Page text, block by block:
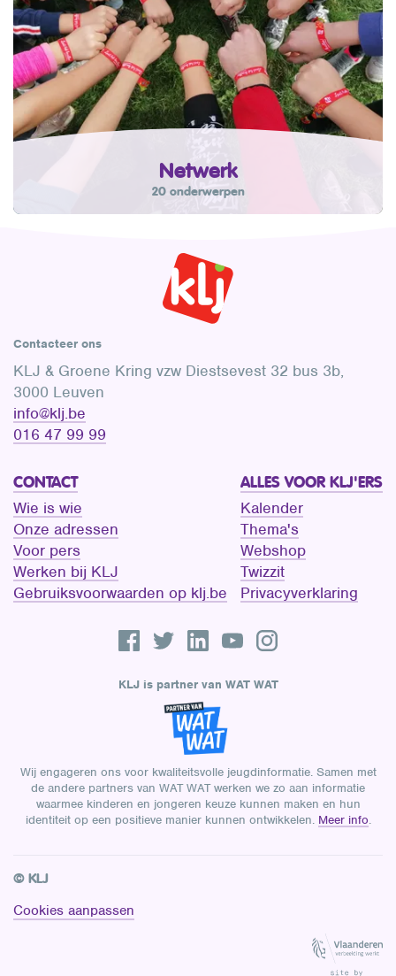
Netwerk
20 onderwerpen
Contacteer ons
KLJ & Groene Kring vzw Diestsevest 32 bus 3b,
3000 Leuven
info@klj.be​
016 47 99 99
CONTACT
Wie is wie
Onze adressen
Voor pers
Werken bij KLJ
Gebruiksvoorwaarden op klj.be
ALLES VOOR KLJ'ERS
Kalender
Thema's
Webshop
Twizzit
Privacyverklaring
KLJ is partner van WAT WAT
Wij engageren ons voor kwaliteitsvolle jeugdinformatie. Samen met
de andere partners van WAT WAT werken we zo aan informatie
waarmee kinderen en jongeren keuze kunnen maken en hun
identiteit op een positieve manier kunnen ontwikkelen. Meer info.
© KLJ
Cookies aanpassen